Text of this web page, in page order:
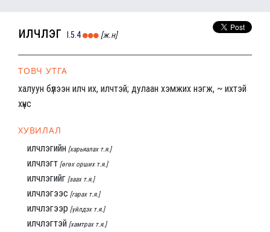
илчлэг I.5.4 [ж.н]
ТОВЧ УТГА
халуун бүлээн илч их, илчтэй; дулаан хэмжих нэгж, ~ ихтэй
хүнс
ХУВИЛАЛ
илчлэгийн [харьяалах т.я.]
илчлэгт [өгөх орших т.я.]
илчлэгийг [заах т.я.]
илчлэгээс [гарах т.я.]
илчлэгээр [үйлдэх т.я.]
илчлэгтэй [хамтрах т.я.]